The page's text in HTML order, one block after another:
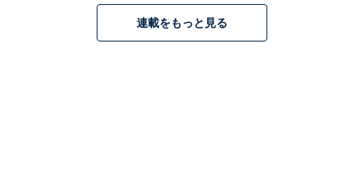
連載をもっと見る